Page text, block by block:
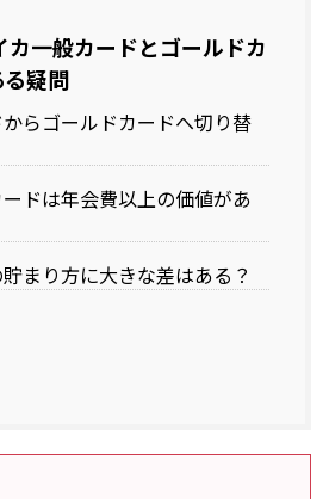
カ一般カードとゴールドカ
疑問
らゴールドカードへ切り替
ドは年会費以上の価値があ
まり方に大きな差はある？